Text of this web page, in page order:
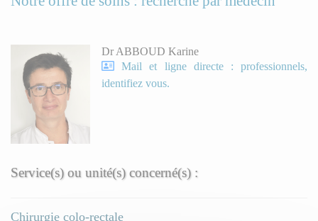
Dr ABBOUD Karine
Mail et ligne directe : professionnels,
identifiez vous.
Service(s) ou unité(s) concerné(s) :
Chirurgie colo-rectale